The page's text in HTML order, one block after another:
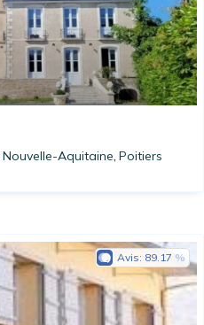
Nouvelle-Aquitaine, Poitiers
Avis: 89.17